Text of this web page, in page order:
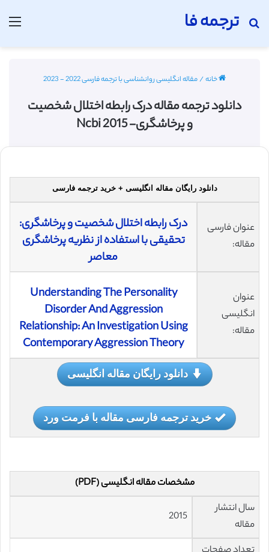
ترجمه فا
جستجو برای
خانه/مقاله انگلیسی روانشناسی با ترجمه فارسی 2022 - 2023
دانلود ترجمه مقاله درک رابطه اختلال شخصیت
و پرخاشگری- Ncbi 2015
دانلود رایگان مقاله انگلیسی + خرید ترجمه فارسی
عنوان فارسی
مقاله:
درک رابطه اختلال شخصیت و پرخاشگری:
تحقیقی با استفاده از نظریه پرخاشگری
معاصر
عنوان
انگلیسی
مقاله:
Understanding The Personality
Disorder And Aggression
Relationship: An Investigation Using
Contemporary Aggression Theory
دانلود رایگان مقاله انگلیسی
خرید ترجمه فارسی مقاله با فرمت ورد
مشخصات مقاله انگلیسی (PDF)
سال انتشار
مقاله
2015